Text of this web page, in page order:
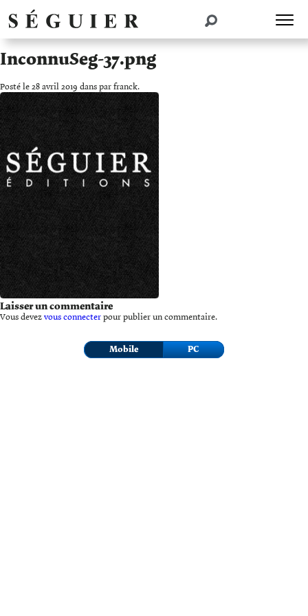
InconnuSeg-37.png
Posté le 28 avril 2019 dans par franck.
Laisser un commentaire
Vous devez vous connecter pour publier un commentaire.
Mobile PC